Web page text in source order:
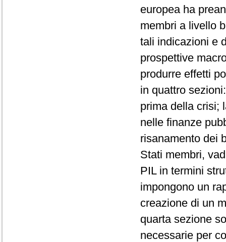
europea ha
membri a livello
tali indicazioni e
prospettive
produrre effetti
in quattro
prima della crisi;
nelle finanze
risanamento dei
Stati membri,
PIL in termini
impongono un
creazione di un
quarta sezione
necessarie per